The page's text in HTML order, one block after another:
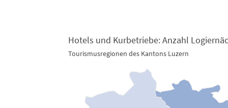
Hotels und Kurbetriebe: Anzahl
Map of unspecified region with 2 data series.
Tourismusregionen des Kantons Luzern
View as data table, Hotels und Kurbetriebe: Anzahl Logiernächte 2024
Hotels und Kurbetriebe: Anzahl
Tourismusregionen des Kantons Luzern